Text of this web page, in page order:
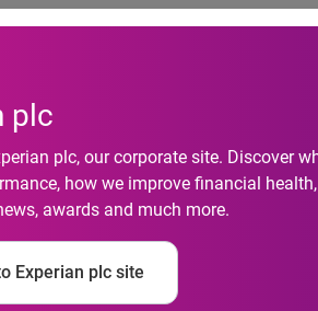
plc
plc, our corporate site. Discover
how we improve financial
awards and much more.
Experian plc site
do
tem queda de
revela